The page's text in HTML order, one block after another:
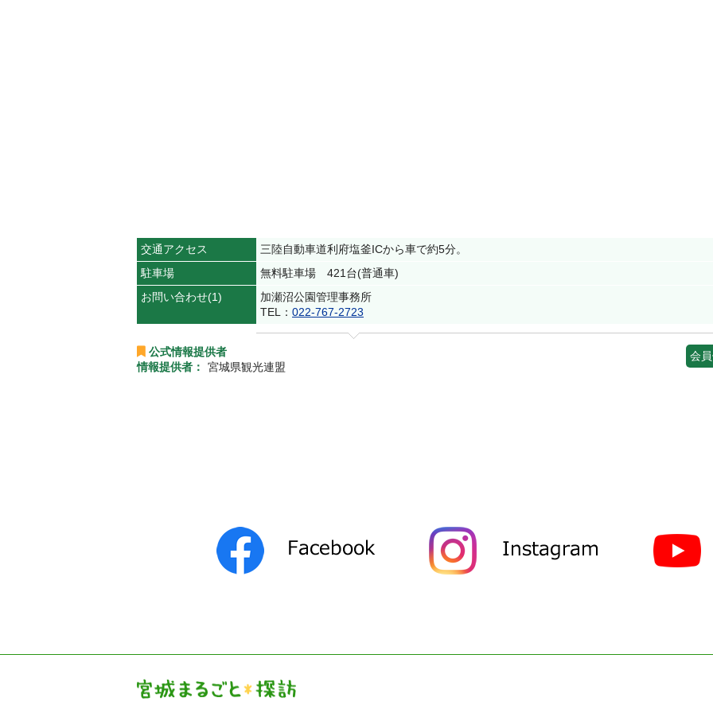
交通アクセス
三陸自動車道利府塩釜ICから車で約5分。
駐車場
無料駐車場 421台(普通車)
お問い合わせ(1)
加瀬沼公園管理事務所
TEL： 022-767-2723
公式情報提供者
情報提供者：
宮城県観光連盟
会